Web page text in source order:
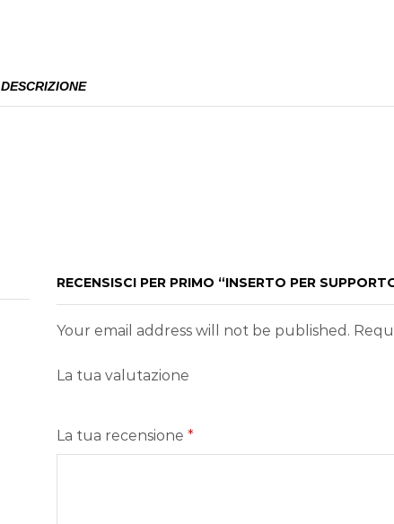
DESCRIZIONE
RECENSISCI PER PRIMO “INSERTO PER
Your email address will not be published.
La tua valutazione
La tua recensione *